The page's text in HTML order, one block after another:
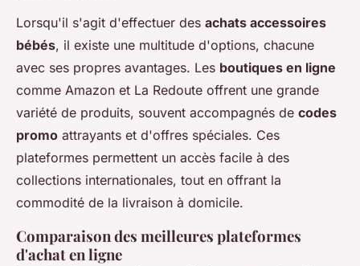
Lorsqu'il s'agit d'effectuer des achats accessoires
bébés, il existe une multitude d'options, chacune
avec ses propres avantages. Les boutiques en ligne
comme Amazon et La Redoute offrent une grande
variété de produits, souvent accompagnés de codes
promo attrayants et d'offres spéciales. Ces
plateformes permettent un accès facile à des
collections internationales, tout en offrant la
commodité de la livraison à domicile.
Comparaison des meilleures plateformes
d'achat en ligne